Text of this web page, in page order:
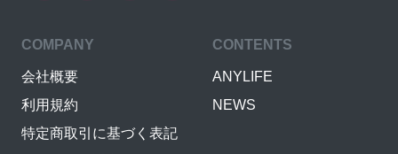
COMPANY
会社概要
利用規約
特定商取引に基づく表記
CONTENTS
ANYLIFE
NEWS